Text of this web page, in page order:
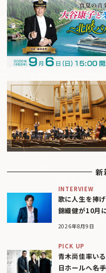
新
INTERVIEW
歌に人生を捧
錦織健が10月
2026年8月9日
PICK UP
青木尚佳率い
日ホールへ――